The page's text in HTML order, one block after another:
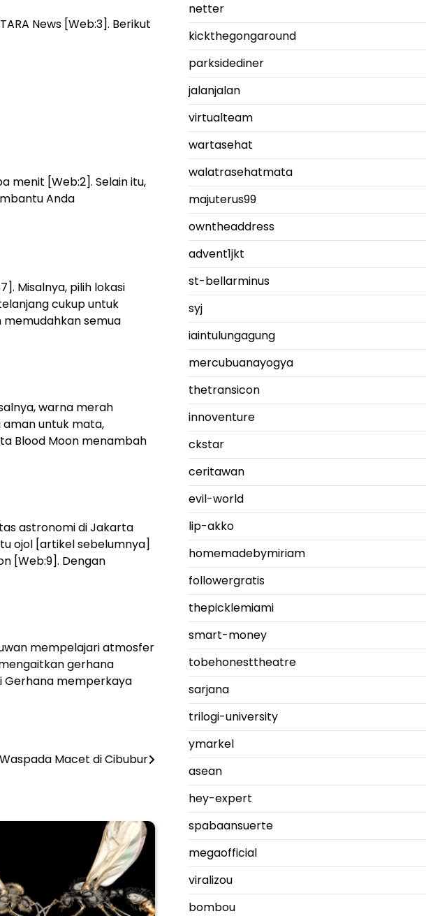
News [Web:3]. Berikut
menit [Web:2]. Selain itu,
Anda
Misalnya, pilih lokasi
cukup untuk
memudahkan semua
warna merah
aman untuk mata,
Blood Moon menambah
astronomi di Jakarta
ojol [artikel sebelumnya]
[Web:9]. Dengan
mempelajari atmosfer
gerhana
Gerhana memperkaya
Macet di Cibubur
netter
kickthegongaround
parksidediner
jalanjalan
virtualteam
wartasehat
walatrasehatmata
majuterus99
owntheaddress
advent1jkt
st-bellarminus
syj
iaintulungagung
mercubuanayogya
thetransicon
innoventure
ckstar
ceritawan
evil-world
lip-akko
homemadebymiriam
followergratis
thepicklemiami
smart-money
tobehonesttheatre
sarjana
trilogi-university
ymarkel
asean
hey-expert
spabaansuerte
megaofficial
viralizou
bombou